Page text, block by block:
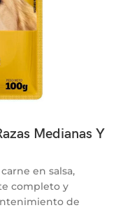
Medianas Y
en salsa,
completo y
de